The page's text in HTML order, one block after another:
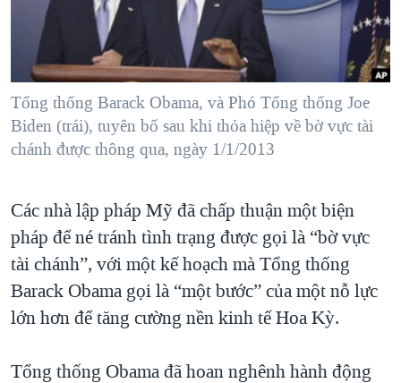
"Tìm"NGƯỜI VIỆT HẢI NGOẠI
ĐỜI SỐNG
KINH TẾ
KHOA HỌC
SỨC KHOẺ
THỂ THAO
GIÁO DỤC
TẠI
HÀNH TRÌNH BẦU CỬ 2024
MỘT NĂM CHIẾN TRANH TẠI DẢI GAZA
GIẢI MÃ VÀNH ĐAI & CON ĐƯỜNG
NGÀY TỊ NẠN THẾ GIỚI
CHI PHÍ CHIẾN TRANH AFGHANISTAN
CÁC GIÁ TRỊ CỘNG HÒA Ở VIỆT NAM
THƯỢNG ĐỈNH TRUMP-KIM TẠI VIỆT NAM
TRỊNH VĨNH BÌNH VS. CHÍNH PHỦ VIỆT NAM
VIDEO
NGHE
MẠNG XÃ HỘI
Tổng thống Barack Obama, và Phó Tổng thống Joe
Biden (trái), tuyên bố sau khi thỏa hiệp về bờ vực tài
chánh được thông qua, ngày 1/1/2013
Các nhà lập pháp Mỹ đã chấp thuận một biện
pháp để né tránh tình trạng được gọi là “bờ vực
tài chánh”, với một kế hoạch mà Tổng thống
Barack Obama gọi là “một bước” của một nỗ lực
lớn hơn để tăng cường nền kinh tế Hoa Kỳ.
Tổng thống Obama đã hoan nghênh hành động